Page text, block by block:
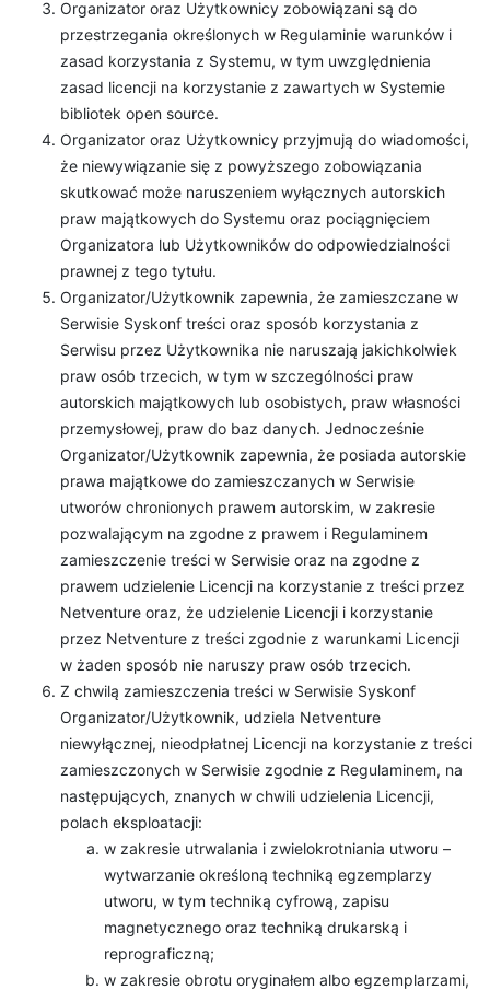
Organizator oraz Użytkownicy zobowiązani są do
przestrzegania określonych w Regulaminie warunków i
zasad korzystania z Systemu, w tym uwzględnienia
zasad licencji na korzystanie z zawartych w Systemie
bibliotek open source.
Organizator oraz Użytkownicy przyjmują do wiadomości,
że niewywiązanie się z powyższego zobowiązania
skutkować może naruszeniem wyłącznych autorskich
praw majątkowych do Systemu oraz pociągnięciem
Organizatora lub Użytkowników do odpowiedzialności
prawnej z tego tytułu.
Organizator/Użytkownik zapewnia, że zamieszczane w
Serwisie Syskonf treści oraz sposób korzystania z
Serwisu przez Użytkownika nie naruszają jakichkolwiek
praw osób trzecich, w tym w szczególności praw
autorskich majątkowych lub osobistych, praw własności
przemysłowej, praw do baz danych. Jednocześnie
Organizator/Użytkownik zapewnia, że posiada autorskie
prawa majątkowe do zamieszczanych w Serwisie
utworów chronionych prawem autorskim, w zakresie
pozwalającym na zgodne z prawem i Regulaminem
zamieszczenie treści w Serwisie oraz na zgodne z
prawem udzielenie Licencji na korzystanie z treści przez
Netventure oraz, że udzielenie Licencji i korzystanie
przez Netventure z treści zgodnie z warunkami Licencji
w żaden sposób nie naruszy praw osób trzecich.
Z chwilą zamieszczenia treści w Serwisie Syskonf
Organizator/Użytkownik, udziela Netventure
niewyłącznej, nieodpłatnej Licencji na korzystanie z treści
zamieszczonych w Serwisie zgodnie z Regulaminem, na
następujących, znanych w chwili udzielenia Licencji,
polach eksploatacji:
w zakresie utrwalania i zwielokrotniania utworu –
wytwarzanie określoną techniką egzemplarzy
utworu, w tym techniką cyfrową, zapisu
magnetycznego oraz techniką drukarską i
reprograficzną;
w zakresie obrotu oryginałem albo egzemplarzami,